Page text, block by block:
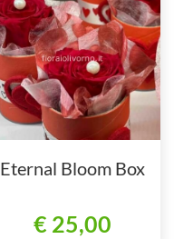
Eternal Bloom Box
€ 25,00